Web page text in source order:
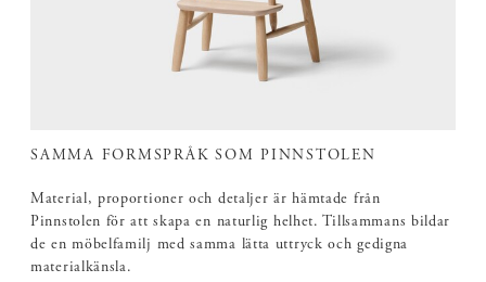
SAMMA FORMSPRÅK SOM PINNSTOLEN
Material, proportioner och detaljer är hämtade från
Pinnstolen för att skapa en naturlig helhet. Tillsammans bildar
de en möbelfamilj med samma lätta uttryck och gedigna
materialkänsla.